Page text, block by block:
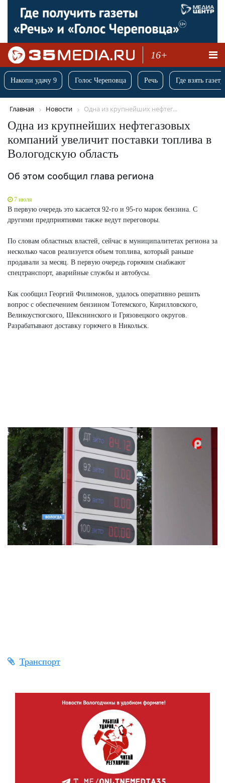
16+
Накопи удачу 9 Голос Череповца Речь Где взять
Главная Новости Одна из крупнейших нефтег...
Одна из крупнейших нефтегазовых
компаний увеличит поставки топлива в
Вологодскую область
Об этом сообщил глава региона
7 июля
В первую очередь это касается 92-го и 95-го марок бензина. С
другими предприятиями также ведут переговоры.
По словам областных властей, сейчас в муниципалитетах региона за
несколько часов реализуется объем топлива, который раньше
продавали за месяц. В первую очередь горючим снабжают
спецтранспорт, аварийные службы и автобусы.
Как сообщил Георгий Филимонов, удалось оперативно решить
вопрос с обеспечением бензином Тотемского, Кирилловского,
Великоустюгского, Шекснинского и Грязовецкого округов.
Разрабатывают доставку горючего в Никольск.
Транспорт